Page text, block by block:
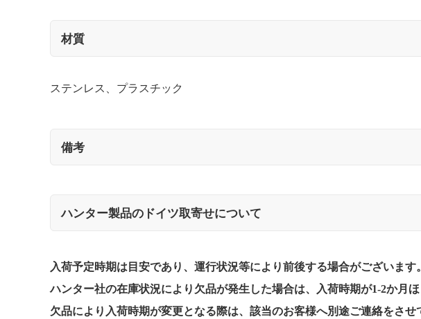
材質
ステンレス、プラスチック
備考
ハンター製品のドイツ取寄せについて
入荷予定時期は目安であり、運行状況等により前後する場合がございます。
ハンター社の在庫状況により欠品が発生した場合は、入荷時期が1-2か月
欠品により入荷時期が変更となる際は、該当のお客様へ別途ご連絡をさせ